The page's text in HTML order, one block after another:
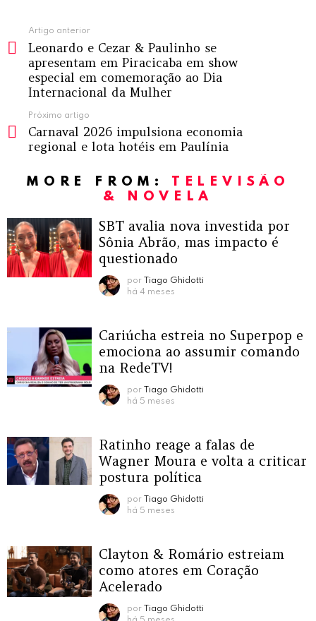
mais
Artigo anterior
Leonardo e Cezar & Paulinho se
apresentam em Piracicaba em show
especial em comemoração ao Dia
Internacional da Mulher
Próximo artigo
Carnaval 2026 impulsiona economia
regional e lota hotéis em Paulínia
MORE FROM: TELEVISÃO
& NOVELA
SBT avalia nova investida por
Sônia Abrão, mas impacto é
questionado
por
Tiago Ghidotti
há 4 meses
Cariúcha estreia no Superpop e
emociona ao assumir comando
na RedeTV!
por
Tiago Ghidotti
há 5 meses
Ratinho reage a falas de
Wagner Moura e volta a criticar
postura política
por
Tiago Ghidotti
há 5 meses
Clayton & Romário estreiam
como atores em Coração
Acelerado
por
Tiago Ghidotti